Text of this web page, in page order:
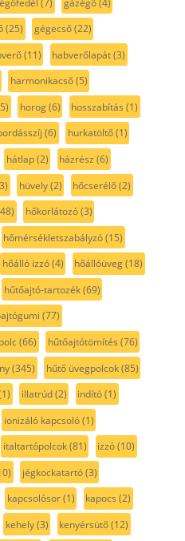
(25) gégecső(22)
(11) habverőlapát(3)
harmonikacső(5)
horog(6) hosszabítás (1)
(6) hurkatöltő(1)
hátlap(2) házrész (6)
hüvely(2) hőcserélő(2)
hőkorlátozó(3)
hőmérsékletszabályzó(15)
hőálló izzó(4) hőállóüveg(18)
hűtőajtó-tartozék(69)
(77)
(66) hűtőajtótömítés (76)
(345) hűtő üvegpolcok(85)
illatrúd(2) indító(1)
ionizáló kapcsoló(1)
italtartópolcok(81) izzó(10)
jégkockatartó(3)
kapcsolósor(1) kapocs (2)
kehely(3) kenyérsütő(12)